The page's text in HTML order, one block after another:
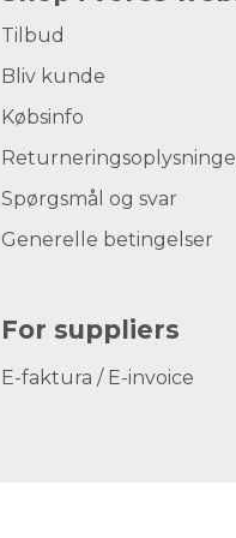
Tilbud
Bliv kunde
Købsinfo
Spørgsmål og svar
Generelle betingelser
For suppliers
E-faktura / E-invoice